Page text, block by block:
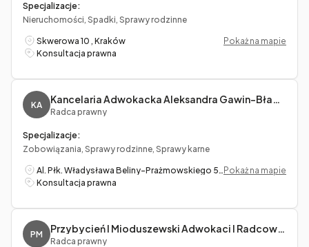
Specjalizacje:
Nieruchomości, Spadki, Sprawy rodzinne
Skwerowa 10 , Kraków
Pokaż na mapie
Konsultacja prawna
KA
Radca prawny
Specjalizacje:
Zobowiązania, Sprawy rodzinne, Sprawy karne
Al. Płk. Władysława Beliny-Prażmowskiego 53/5, KrakówPokaż na mapie
Konsultacja prawna
PM
Radca prawny